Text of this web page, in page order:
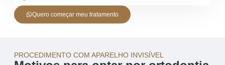
Quero começar meu tratamento
PROCEDIMENTO COM APARELHO INVISÍVEL